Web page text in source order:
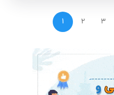
1 2 3